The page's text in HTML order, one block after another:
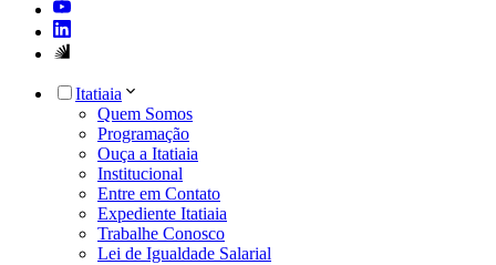
Itatiaia
Quem Somos
Programação
Ouça a Itatiaia
Institucional
Entre em Contato
Expediente Itatiaia
Trabalhe Conosco
Lei de Igualdade Salarial